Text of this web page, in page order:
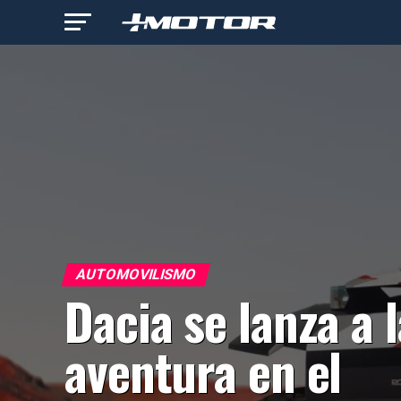
AUTOMOVILISMO
Dacia se lanza a
aventura en el